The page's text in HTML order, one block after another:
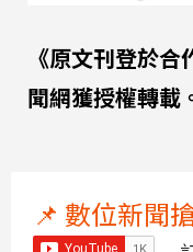
《原文刊登於合
聞網獲授權轉載
📌 數位新聞